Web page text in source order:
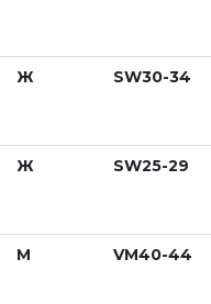
Ж SW30-34
Ж SW25-29
М VM40-44